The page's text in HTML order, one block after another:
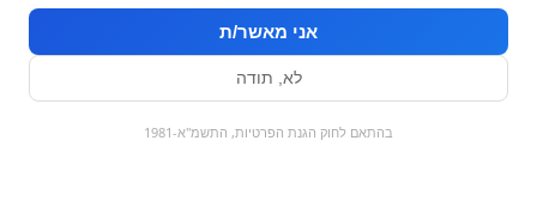
כל המוצרים
0
הקניות שלי מבצעים
אני מאשר/ת
לא, תודה
בהתאם לחוק הגנת הפרטיות, התשמ"א-1981